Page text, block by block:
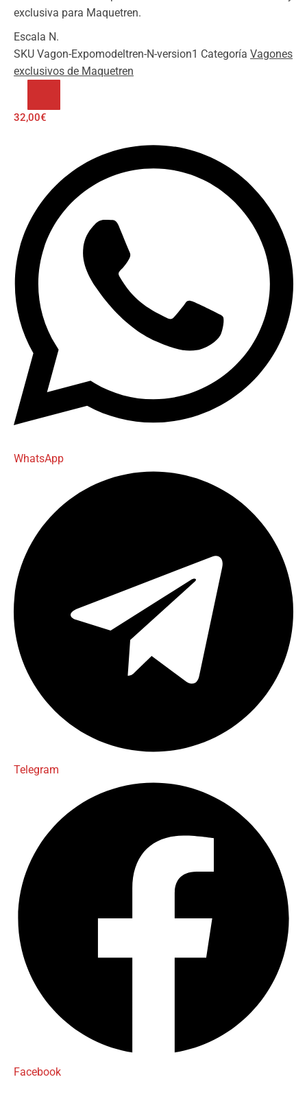
exclusiva para Maquetren.
Escala N.
SKU Vagon-Expomodeltren-N-version1 Categoría Vagones
exclusivos de Maquetren
12
cantidad
32,00€
WhatsApp
Telegram
Facebook